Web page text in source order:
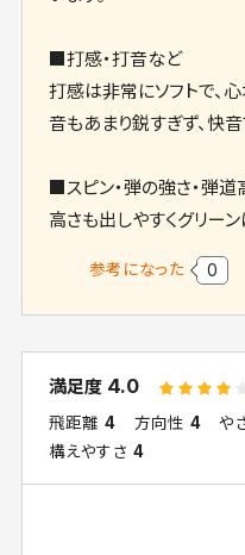
■打感・打音など
打感は非常にソフトで、
音もあまり鋭すぎず、快
■スピン・弾の強さ・弾道
高さも出しやすくグリーン
参考になった 0
満足度 4.0
飛距離 4 方向性 4 や
構えやすさ 4